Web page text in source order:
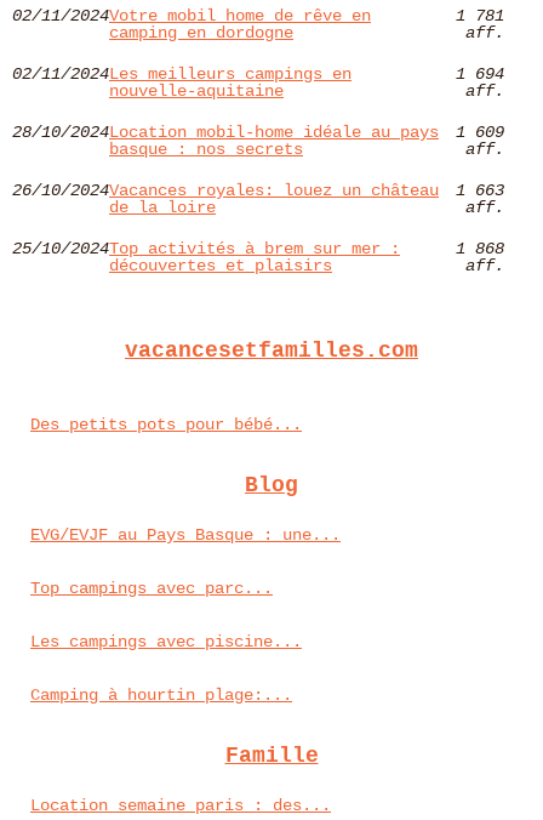
02/11/2024Votre mobil home de rêve en
camping en dordogne
1 781
aff.
02/11/2024Les meilleurs campings en
nouvelle-aquitaine
1 694
aff.
28/10/2024Location mobil-home idéale au pays
basque : nos secrets
1 609
aff.
26/10/2024Vacances royales: louez un château
de la loire
1 663
aff.
25/10/2024Top activités à brem sur mer :
découvertes et plaisirs
1 868
aff.
vacancesetfamilles.com
Des petits pots pour bébé...
Blog
EVG/EVJF au Pays Basque : une...
Top campings avec parc...
Les campings avec piscine...
Camping à hourtin plage:...
Famille
Location semaine paris : des...